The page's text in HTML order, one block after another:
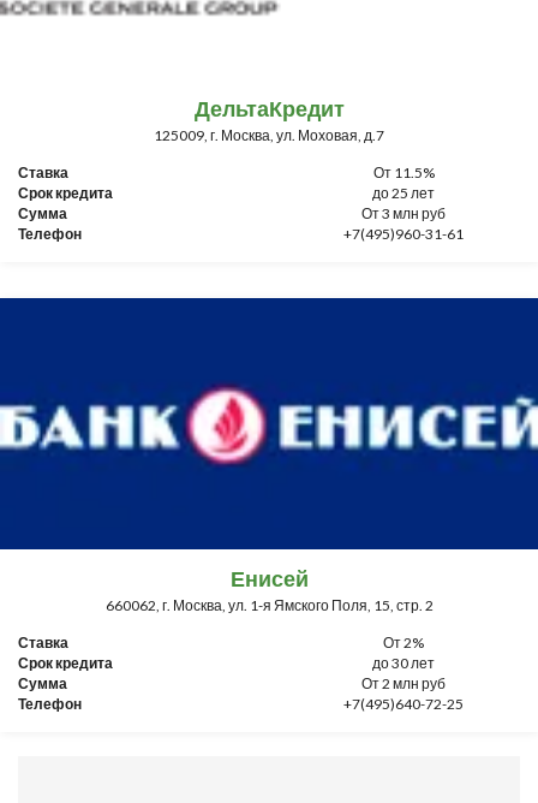
ДельтаКредит
125009, г. Москва, ул. Моховая, д.7
Ставка
От 11.5%
Срок кредита
до 25 лет
Сумма
От 3 млн руб
Телефон
+7(495)960-31-61
Енисей
660062, г. Москва, ул. 1-я Ямского Поля, 15, стр. 2
Ставка
От 2%
Срок кредита
до 30 лет
Сумма
От 2 млн руб
Телефон
+7(495)640-72-25